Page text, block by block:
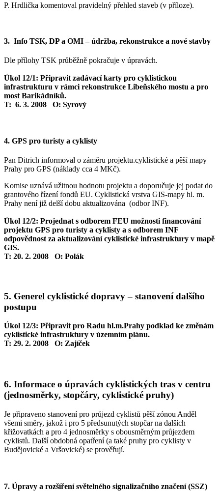
P. Hrdlička komentoval pravidelný přehled staveb (v příloze).
3. Info TSK, DP a OMI – údržba, rekonstrukce a nové stavby
Dle přílohy TSK průběžně pokračuje v úpravách.
Úkol 12/1: Připravit zadávací karty pro cyklistickou
infrastrukturu v rámci rekonstrukce Libeňského mostu a pro
most Barikádníků.
T: 6. 3. 2008 O: Syrový
4. GPS pro turisty a cyklisty
Pan Ditrich informoval o záměru projektu.cyklistické a pěší mapy
Prahy pro GPS (náklady cca 4 MKč).
Komise uznává užitnou hodnotu projektu a doporučuje jej podat do
grantového řízení fondů EU. Cyklistická vrstva GIS-mapy hl. m.
Prahy není již delší dobu aktualizována (odbor INF).
Úkol 12/2: Projednat s odborem FEU možnosti financování
projektu GPS pro turisty a cyklisty a s odborem INF
odpovědnost za aktualizování cyklistické infrastruktury v mapě
GIS.
T: 20. 2. 2008 O: Polák
5. Generel cyklistické dopravy – stanovení dalšího
postupu
Úkol 12/3: Připravit pro Radu hl.m.Prahy podklad ke změnám
cyklistické infrastruktury v územním plánu.
T: 29. 2. 2008 O: Zajíček
6. Informace o úpravách cyklistických tras v centru
(jednosměrky, stopčáry, cyklistické pruhy)
Je připraveno stanovení pro průjezd cyklistů pěší zónou Anděl
všemi směry, jakož i pro 5 předsunutých stopčar na dalších
křižovatkách a pro 4 jednosměrky s obousměrným průjezdem
cyklistů. Další obdobná opatření (a také pruhy pro cyklisty v
Budějovické a Vršovické) se prověřují.
7. Úpravy a rozšíření světelného signalizačního značení (SSZ)